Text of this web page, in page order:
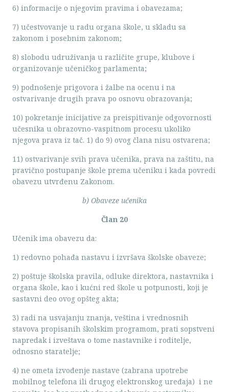
6) informacije o njegovim pravima i obavezama;
7) učestvovanje u radu organa škole, u skladu sa
zakonom i posebnim zakonom;
8) slobodu udruživanja u različite grupe, klubove i
organizovanje učeničkog parlamenta;
9) podnošenje prigovora i žalbe na ocenu i na
ostvarivanje drugih prava po osnovu obrazovanja;
10) pokretanje inicijative za preispitivanje odgovornosti
učesnika u obrazovno-vaspitnom procesu ukoliko
njegova prava iz tač. 1) do 9) ovog člana nisu ostvarena;
11) ostvarivanje svih prava učenika, prava na zaštitu, na
pravično postupanje škole prema učeniku i kada povredi
obavezu utvrđenu Zakonom.
b) Obaveze učenika
Član 20
Učenik ima obavezu da:
1) redovno pohađa nastavu i izvršava školske obaveze;
2) poštuje školska pravila, odluke direktora, nastavnika i
organa škole, kao i kućni red škole u potpunosti, koji je
sastavni deo ovog opšteg akta;
3) radi na usvajanju znanja, veština i vrednosnih
stavova propisanih školskim programom, prati sopstveni
napredak i izveštava o tome nastavnike i roditelje,
odnosno staratelje;
4) ne ometa izvođenje nastave (zabrana upotrebe
mobilnog telefona ili drugog elektronskog uređaja) i ne